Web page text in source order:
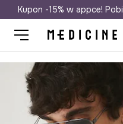
Darmowa
Kupon -15% w appce!